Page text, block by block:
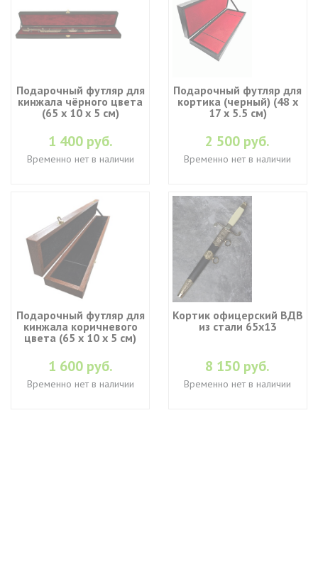
Подарочный футляр для
кинжала чёрного цвета
(65 х 10 х 5 см)
1 400 руб.
Временно нет в наличии
Подарочный футляр для
кортика (черный) (48 х
17 х 5.5 см)
2 500 руб.
Временно нет в наличии
Подарочный футляр для
кинжала коричневого
цвета (65 х 10 х 5 см)
1 600 руб.
Временно нет в наличии
Кортик офицерский ВДВ
из стали 65х13
8 150 руб.
Временно нет в наличии